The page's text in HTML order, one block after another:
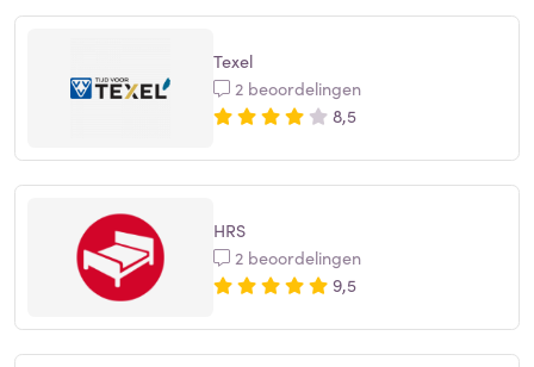
Texel
2 beoordelingen
8,5
HRS
2 beoordelingen
9,5